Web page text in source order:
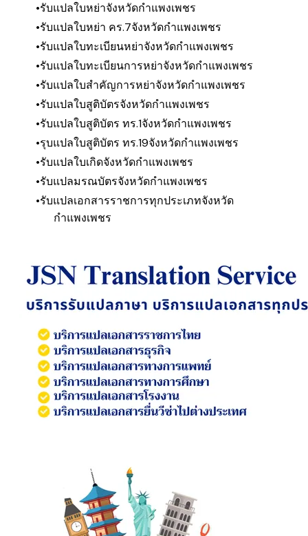
รับแปลใบหย่าจังหวัดกำแพงเพชร
รับแปลใบหย่า คร.7จังหวัดกำแพงเพชร
รับแปลใบทะเบียนหย่าจังหวัดกำแพงเพชร
รับแปลใบทะเบียนการหย่าจังหวัดกำแพงเพชร
รับแปลใบสำคัญการหย่าจังหวัดกำแพงเพชร
รับแปลใบสูติบัตรจังหวัดกำแพงเพชร
รับแปลใบสูติบัตร ทร.1จังหวัดกำแพงเพชร
รุบแปลใบสูติบัตร ทร.19จังหวัดกำแพงเพชร
รับแปลใบเกิดจังหวัดกำแพงเพชร
รับแปลมรณบัตรจังหวัดกำแพงเพชร
รับแปลเอกสารราชการทุกประเภทจังหวัด
กำแพงเพชร